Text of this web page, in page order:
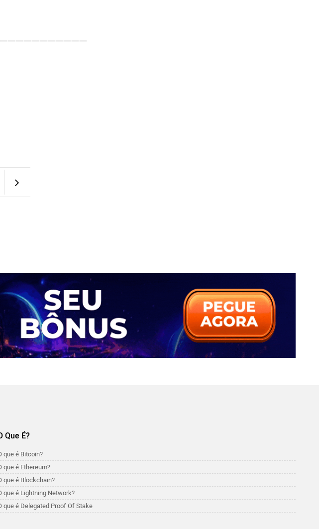
Que É?
que é Bitcoin?
que é Ethereum?
que é Blockchain?
que é Lightning Network?
que é Delegated Proof Of Stake